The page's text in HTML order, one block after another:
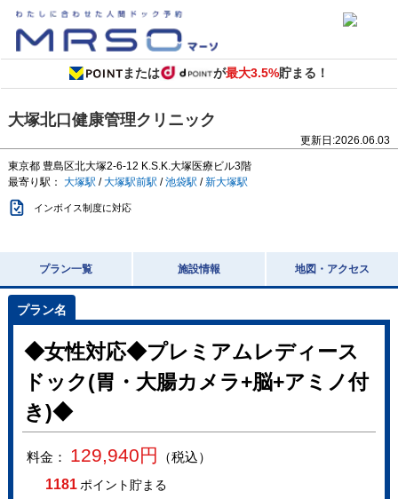
または が最大3.5%貯まる！
大塚北口健康管理クリニック
更新日:2026.06.03
東京都 豊島区北大塚2-6-12 K.S.K.大塚医療ビル3階
最寄り駅： 大塚駅 /大塚駅前駅 /池袋駅 /新大塚駅
インボイス制度に対応
プラン一覧 施設情報 地図・アクセス
◆女性対応◆プレミアムレディース
ドック(胃・大腸カメラ+脳+アミノ付
き)◆
料金： 129,940円
（税込）
1181ポイント貯まる